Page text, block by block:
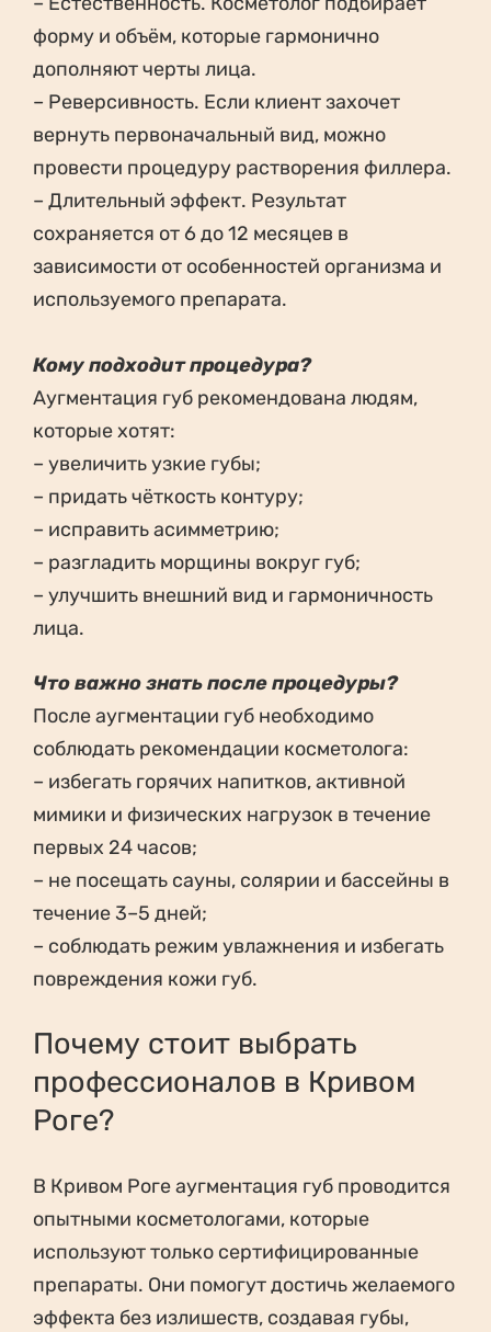
форму и объём, которые гармонично
дополняют черты лица.
– Реверсивность. Если клиент захочет
вернуть первоначальный вид, можно
провести процедуру растворения филлера.
– Длительный эффект. Результат
сохраняется от 6 до 12 месяцев в
зависимости от особенностей организма и
используемого препарата.
Кому подходит процедура?
Аугментация губ рекомендована людям,
которые хотят:
– увеличить узкие губы;
– придать чёткость контуру;
– исправить асимметрию;
– разгладить морщины вокруг губ;
– улучшить внешний вид и гармоничность
лица.
Что важно знать после процедуры?
После аугментации губ необходимо
соблюдать рекомендации косметолога:
– избегать горячих напитков, активной
мимики и физических нагрузок в течение
первых 24 часов;
– не посещать сауны, солярии и бассейны в
течение 3–5 дней;
– соблюдать режим увлажнения и избегать
повреждения кожи губ.
Почему стоит выбрать
профессионалов в Кривом
Роге?
В Кривом Роге аугментация губ проводится
опытными косметологами, которые
используют только сертифицированные
препараты. Они помогут достичь желаемого
эффекта без излишеств, создавая губы,